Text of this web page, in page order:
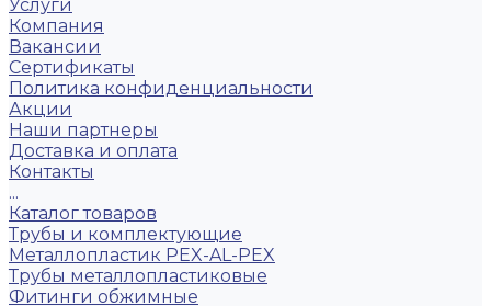
Услуги
Компания
Вакансии
Сертификаты
Политика конфиденциальности
Акции
Наши партнеры
Доставка и оплата
Контакты
...
Каталог товаров
Трубы и комплектующие
Металлопластик PEX-AL-PEX
Трубы металлопластиковые
Фитинги обжимные